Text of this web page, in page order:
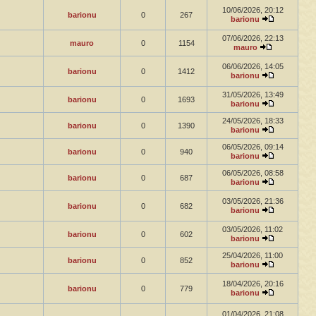
barionu 0 267
10/06/2026, 20:12
barionu
mauro 0 1154
07/06/2026, 22:13
mauro
barionu 0 1412
06/06/2026, 14:05
barionu
barionu 0 1693
31/05/2026, 13:49
barionu
barionu 0 1390
24/05/2026, 18:33
barionu
barionu 0 940
06/05/2026, 09:14
barionu
barionu 0 687
06/05/2026, 08:58
barionu
barionu 0 682
03/05/2026, 21:36
barionu
barionu 0 602
03/05/2026, 11:02
barionu
barionu 0 852
25/04/2026, 11:00
barionu
barionu 0 779
18/04/2026, 20:16
barionu
01/04/2026, 21:08